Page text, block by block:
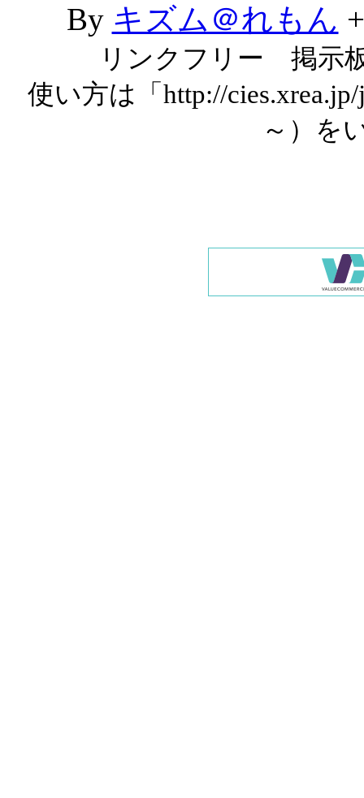
By キズム＠れもん
リンクフリー 掲示
使い方は「http://
～）を